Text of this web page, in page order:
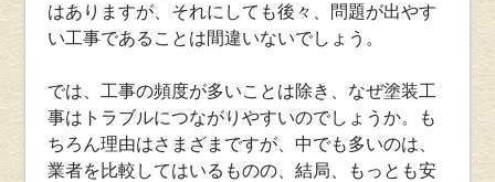
はありますが、それにしても後々、問題が出やす
い工事であることは間違いないでしょう。
では、工事の頻度が多いことは除き、なぜ塗装工
事はトラブルにつながりやすいのでしょうか。も
ちろん理由はさまざまですが、中でも多いのは、
業者を比較してはいるものの、結局、もっとも安